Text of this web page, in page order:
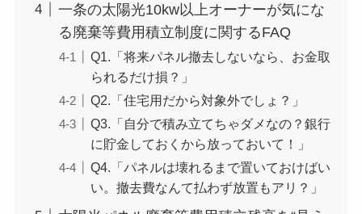
一条の太陽光10kw以上オーナーが気にな
る廃棄等費用積立制度に関するFAQ
Q1.「将来パネル撤去しないなら、お金取
られるだけ損？」
Q2.「住宅用だから対象外でしょ？」
Q3.「自分で積み立てちゃダメなの？銀行
に貯金しておくから放っておいて！」
Q4.「パネルは壊れるまで置いておけばい
い。撤去費なんて払わず放置もアリ？」